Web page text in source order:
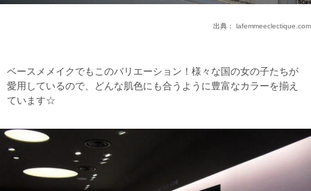
出典： lafemmeeclectique.com
ベースメメイクでもこのバリエーション！様々な国の女の子たちが
愛用しているので、どんな肌色にも合うように豊富なカラーを揃え
ています☆